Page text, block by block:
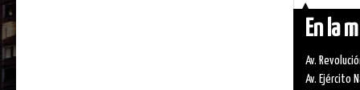
En la
Av.
Av. Ejército